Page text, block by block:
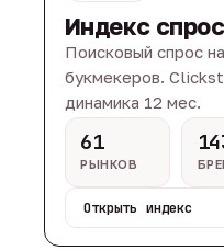
Индекс
Поисковый спрос
букмекеров.
динамика 12 мес.
61
РЫНКОВ
Открыть индекс